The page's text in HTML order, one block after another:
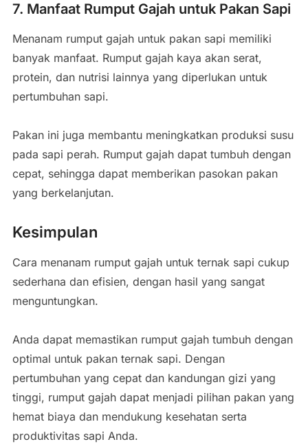
7. Manfaat Rumput Gajah untuk Pakan Sapi
Menanam rumput gajah untuk pakan sapi memiliki
banyak manfaat. Rumput gajah kaya akan serat,
protein, dan nutrisi lainnya yang diperlukan untuk
pertumbuhan sapi.
Pakan ini juga membantu meningkatkan produksi susu
pada sapi perah. Rumput gajah dapat tumbuh dengan
cepat, sehingga dapat memberikan pasokan pakan
yang berkelanjutan.
Kesimpulan
Cara menanam rumput gajah untuk ternak sapi cukup
sederhana dan efisien, dengan hasil yang sangat
menguntungkan.
Anda dapat memastikan rumput gajah tumbuh dengan
optimal untuk pakan ternak sapi. Dengan
pertumbuhan yang cepat dan kandungan gizi yang
tinggi, rumput gajah dapat menjadi pilihan pakan yang
hemat biaya dan mendukung kesehatan serta
produktivitas sapi Anda.